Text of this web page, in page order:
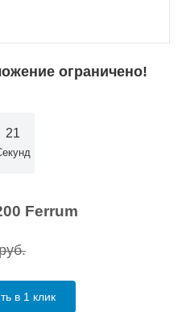
ограничено!
21
Ferrum
в 1 клик